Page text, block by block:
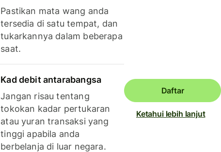
Pastikan mata wang anda
tersedia di satu tempat, dan
tukarkannya dalam beberapa
saat.
Kad debit antarabangsa
Jangan risau tentang
tokokan kadar pertukaran
atau yuran transaksi yang
tinggi apabila anda
berbelanja di luar negara.
Daftar
Ketahui lebih lanjut